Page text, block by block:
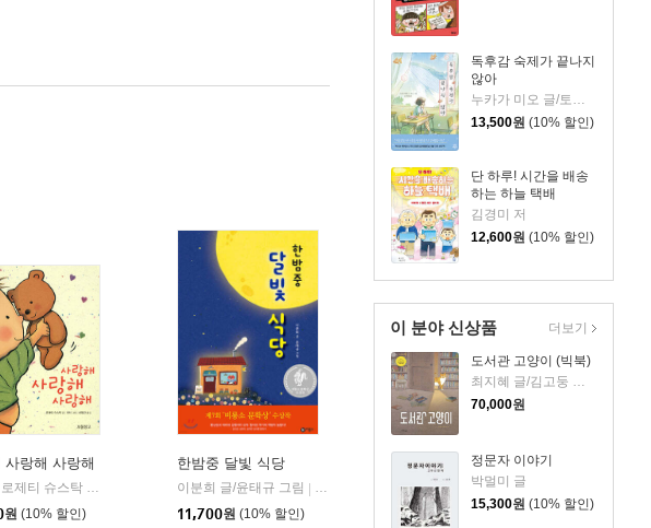
독후감 숙제가 끝나지
않아
누카가 미오 글/토티 그림/김지영 역
13,500원 (10% 할인)
단 하루! 시간을 배송
하는 하늘 택배
김경미 저
12,600원 (10% 할인)
이 분야 신상품
도서관 고양이 (빅북)
최지혜 글/김고둥 그림
70,000원
정문자 이야기
박멀미 글
15,300원 (10% 할인)
더보기
사랑해 사랑해
버나뎃 로제티 슈스탁 글/캐롤라인 제인 처치 그림/신형건 역
보물창고
원 (10% 할인)
한밤중 달빛 식당
이분희 글/윤태규 그림
비룡소
11,700원 (10% 할인)